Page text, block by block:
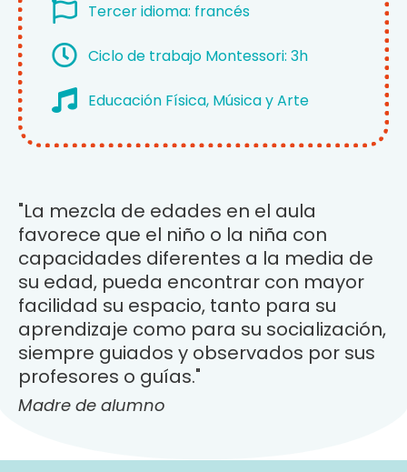
Tercer idioma: francés
Ciclo de trabajo Montessori: 3h
Educación Física, Música y Arte
"La mezcla de edades en el aula
favorece que el niño o la niña con
capacidades diferentes a la media de
su edad, pueda encontrar con mayor
facilidad su espacio, tanto para su
aprendizaje como para su socialización,
siempre guiados y observados por sus
profesores o guías."
Madre de alumno